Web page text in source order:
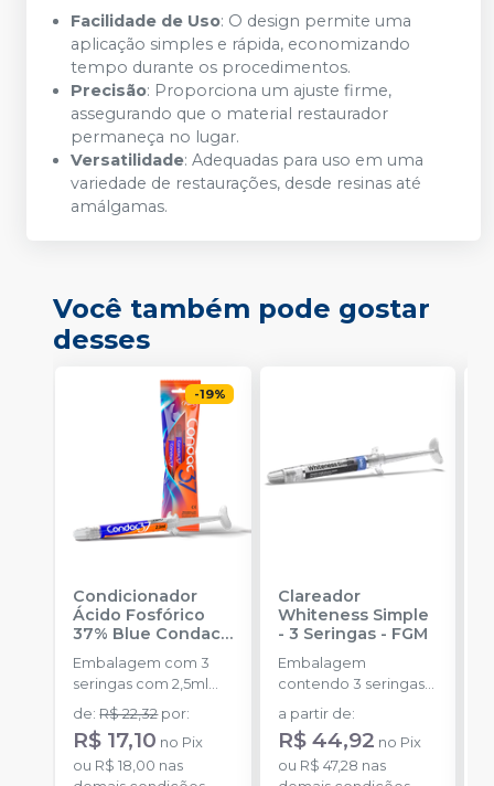
Facilidade de Uso: O design permite uma
aplicação simples e rápida, economizando
tempo durante os procedimentos.
Precisão: Proporciona um ajuste firme,
assegurando que o material restaurador
permaneça no lugar.
Versatilidade: Adequadas para uso em uma
variedade de restaurações, desde resinas até
amálgamas.
Você também pode gostar
desses
-19%
Condicionador
Ácido Fosfórico
37% Blue Condac-
FGM
Embalagem com 3
seringas com 2,5ml
cada uma e 3
ponteiras para
aplicação.
de:R$ 22,32 por:
R$ 17,10 no Pix
ou R$ 18,00 nas
Clareador
Whiteness Simple
- 3 Seringas- FGM
Embalagem
contendo 3 seringas
com 3g de gel cada
uma.
a partir de:
R$ 44,92 no Pix
ou R$ 47,28 nas